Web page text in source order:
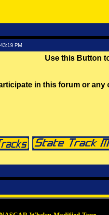
PM
Use this Button
in this forum or any